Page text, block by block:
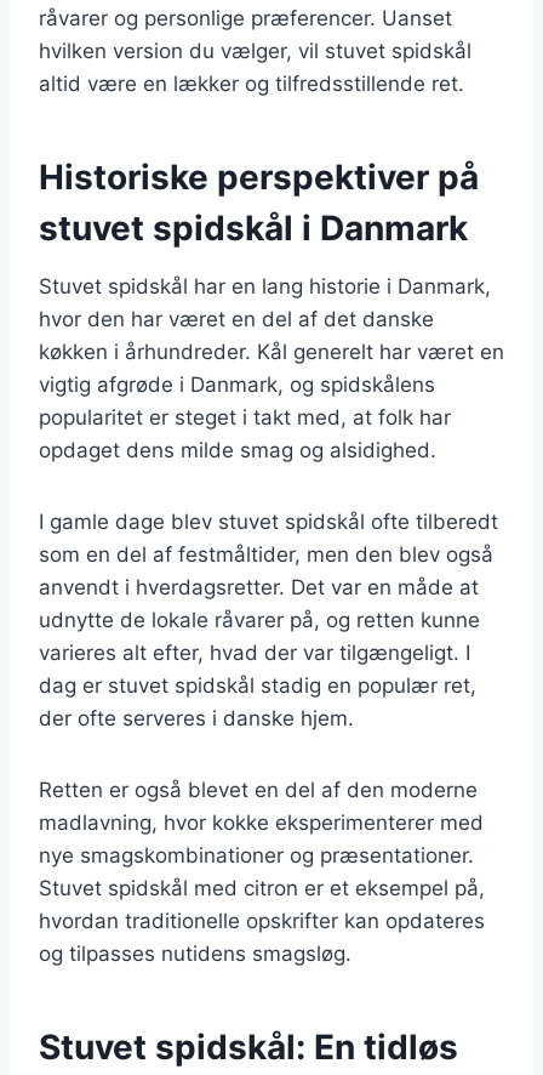
råvarer og personlige præferencer. Uanset
hvilken version du vælger, vil stuvet spidskål
altid være en lækker og tilfredsstillende ret.
Historiske perspektiver på
stuvet spidskål i Danmark
Stuvet spidskål har en lang historie i Danmark,
hvor den har været en del af det danske
køkken i århundreder. Kål generelt har været en
vigtig afgrøde i Danmark, og spidskålens
popularitet er steget i takt med, at folk har
opdaget dens milde smag og alsidighed.
I gamle dage blev stuvet spidskål ofte tilberedt
som en del af festmåltider, men den blev også
anvendt i hverdagsretter. Det var en måde at
udnytte de lokale råvarer på, og retten kunne
varieres alt efter, hvad der var tilgængeligt. I
dag er stuvet spidskål stadig en populær ret,
der ofte serveres i danske hjem.
Retten er også blevet en del af den moderne
madlavning, hvor kokke eksperimenterer med
nye smagskombinationer og præsentationer.
Stuvet spidskål med citron er et eksempel på,
hvordan traditionelle opskrifter kan opdateres
og tilpasses nutidens smagsløg.
Stuvet spidskål: En tidløs